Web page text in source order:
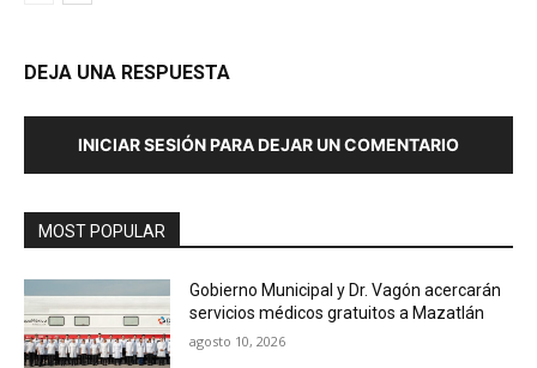
DEJA UNA RESPUESTA
INICIAR SESIÓN PARA DEJAR UN COMENTARIO
MOST POPULAR
Gobierno Municipal y Dr. Vagón acercarán
servicios médicos gratuitos a Mazatlán
agosto 10, 2026